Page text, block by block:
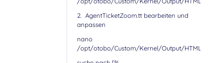
2. AgentTicketZoom.tt bearbeiten und
anpassen
nano
/opt/otobo/Custom/Kernel/Output/HTML/